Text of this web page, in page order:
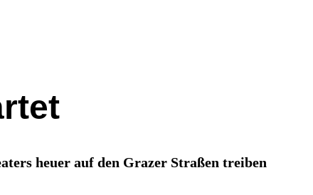
heuer auf den Grazer Straßen treiben